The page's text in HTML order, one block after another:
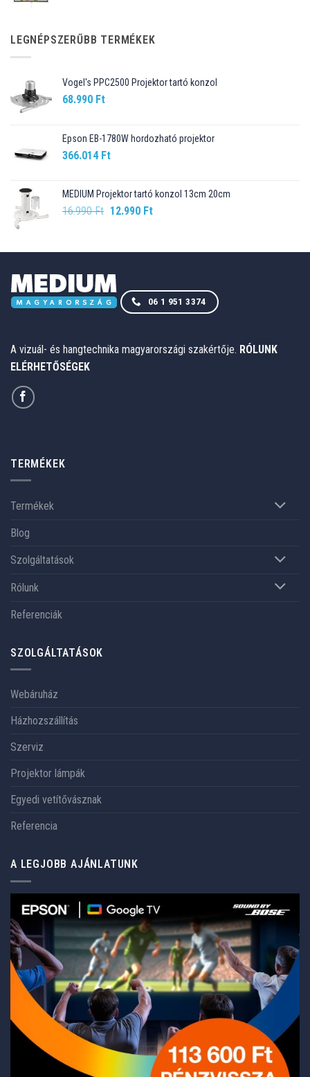
LEGNÉPSZERŰBB TERMÉKEK
Vogel's PPC2500 Projektor tartó konzol
68.990 Ft
Epson EB-1780W hordozható projektor
366.014 Ft
MEDIUM Projektor tartó konzol 13cm 20cm
16.990Ft Original
16.990 Ft.
12.990 FtCurrent
12.990 Ft.
06 1 951 3374
A vizuál- és hangtechnika magyarországi szakértője. RÓLUNK
ELÉRHETŐSÉGEK
TERMÉKEK
Termékek
Blog
Szolgáltatások
Rólunk
Referenciák
SZOLGÁLTATÁSOK
Webáruház
Házhozszállítás
Szerviz
Projektor lámpák
Egyedi vetítővásznak
Referencia
A LEGJOBB AJÁNLATUNK